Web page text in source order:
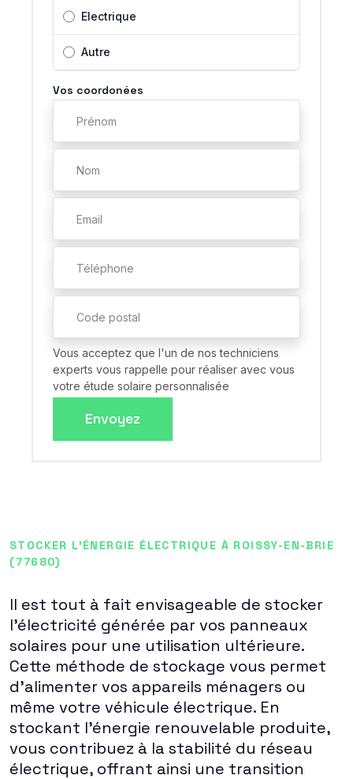
Electrique
Autre
Vos coordonées
Vous acceptez que l'un de nos techniciens
experts vous rappelle pour réaliser avec vous
votre étude solaire personnalisée
Envoyez
STOCKER L'ÉNERGIE ÉLECTRIQUE À ROISSY-EN-BRIE
(77680)
Il est tout à fait envisageable de stocker
l'électricité générée par vos panneaux
solaires pour une utilisation ultérieure.
Cette méthode de stockage vous permet
d'alimenter vos appareils ménagers ou
même votre véhicule électrique. En
stockant l'énergie renouvelable produite,
vous contribuez à la stabilité du réseau
électrique, offrant ainsi une transition